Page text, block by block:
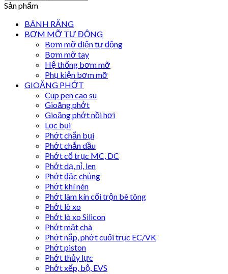
Sản phẩm
BÁNH RĂNG
BƠM MỠ TỰ ĐỘNG
Bơm mỡ điện tự động
Bơm mỡ tay
Hệ thống bơm mỡ
Phụ kiện bơm mỡ
GIOĂNG PHỚT
Cup pen cao su
Gioăng phớt
Gioăng phớt nồi hơi
Lọc bụi
Phớt chắn bụi
Phớt chắn dầu
Phớt cổ trục MC, DC
Phớt dạ, nỉ, len
Phớt đặc chủng
Phớt khí nén
Phớt làm kín cối trộn bê tông
Phớt lò xo
Phớt lò xo Silicon
Phớt mặt chà
Phớt nắp, phớt cuối trục EC/VK
Phớt piston
Phớt thủy lực
Phớt xếp, bộ, EVS